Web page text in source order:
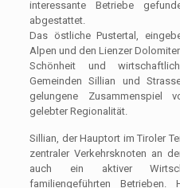
interessante Betriebe
abgestattet.
Das östliche Pustertal,
Alpen und den Lienzer
Schönheit und
Gemeinden Sillian und
gelungene Zusammenspiel
gelebter Regionalität.
Sillian, der Hauptort im Tiroler
zentraler Verkehrsknoten an
auch ein aktiver
familiengeführten